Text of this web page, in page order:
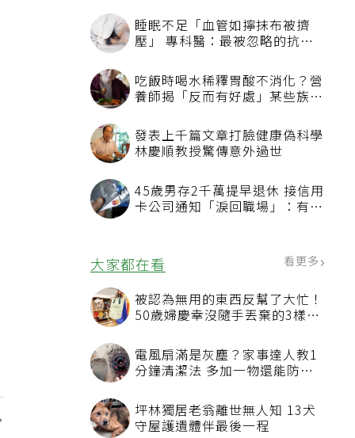
最新文章 看更多
壓」 專科醫：最被忽略的抗老
方法
養師揭「反而有好處」某些族群
才要禁